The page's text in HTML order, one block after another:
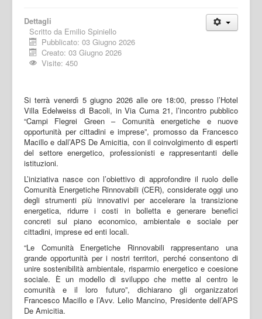
Dettagli
Scritto da Emilio Spiniello
Pubblicato: 03 Giugno 2026
Creato: 03 Giugno 2026
Visite: 450
Si terrà venerdì 5 giugno 2026 alle ore 18:00, presso l’Hotel
Villa Edelweiss di Bacoli, in Via Cuma 21, l’incontro pubblico
“Campi Flegrei Green – Comunità energetiche e nuove
opportunità per cittadini e imprese”, promosso da Francesco
Macillo e dall’APS De Amicitia, con il coinvolgimento di esperti
del settore energetico, professionisti e rappresentanti delle
istituzioni.
L’iniziativa nasce con l’obiettivo di approfondire il ruolo delle
Comunità Energetiche Rinnovabili (CER), considerate oggi uno
degli strumenti più innovativi per accelerare la transizione
energetica, ridurre i costi in bolletta e generare benefici
concreti sul piano economico, ambientale e sociale per
cittadini, imprese ed enti locali.
“Le Comunità Energetiche Rinnovabili rappresentano una
grande opportunità per i nostri territori, perché consentono di
unire sostenibilità ambientale, risparmio energetico e coesione
sociale. È un modello di sviluppo che mette al centro le
comunità e il loro futuro”, dichiarano gli organizzatori
Francesco Macillo e l’Avv. Lelio Mancino, Presidente dell’APS
De Amicitia.